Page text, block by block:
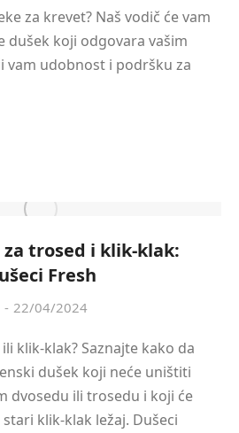
za krevet? Naš vodič će vam
dušek koji odgovara vašim
vam udobnost i podršku za
trosed i klik-klak:
Fresh
22/04/2024
klik-klak? Saznajte kako da
dušek koji neće uništiti
dvosedu ili trosedu i koji će
klik-klak ležaj. Dušeci